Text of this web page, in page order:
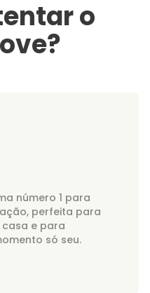
o
número 1 para
perfeita para
e para
só seu.